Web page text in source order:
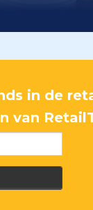
in de
van